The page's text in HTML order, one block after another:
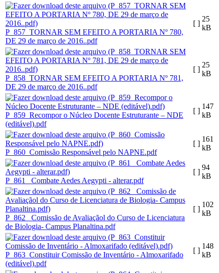
P_857_TORNAR SEM EFEITO A PORTARIA Nº 780,
DE 29 de março de 2016..pdf
[ ]
25
kB
P_858_TORNAR SEM EFEITO A PORTARIA Nº 781,
DE 29 de março de 2016..pdf
[ ]
25
kB
P_859_Recompor o Núcleo Docente Estruturante – NDE
(editável).pdf
[ ]
147
kB
P_860_Comissão Responsável pelo NAPNE.pdf
[ ]
161
kB
P_861_ Combate Aedes Aegypti - alterar.pdf
[ ]
94
kB
P_862_ Comissão de Avaliaçãol do Curso de Licenciatura
de Biologia- Campus Planaltina.pdf
[ ]
102
kB
P_863_Constituir Comissão de Inventário - Almoxarifado
(editável).pdf
[ ]
148
kB